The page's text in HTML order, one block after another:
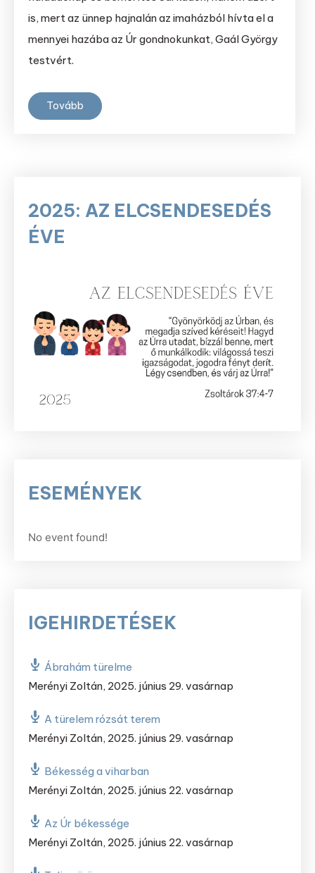
is, mert az ünnep hajnalán az imaházból hívta el a
mennyei hazába az Úr gondnokunkat, Gaál György
testvért.
Tovább
2025: AZ ELCSENDESEDÉS
ÉVE
ESEMÉNYEK
No event found!
IGEHIRDETÉSEK
Ábrahám türelme
Merényi Zoltán, 2025. június 29. vasárnap
A türelem rózsát terem
Merényi Zoltán, 2025. június 29. vasárnap
Békesség a viharban
Merényi Zoltán, 2025. június 22. vasárnap
Az Úr békessége
Merényi Zoltán, 2025. június 22. vasárnap